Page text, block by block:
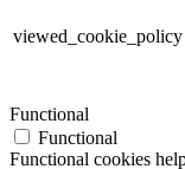
viewed_cookie_policy
Functional
Functional
Functional cookies